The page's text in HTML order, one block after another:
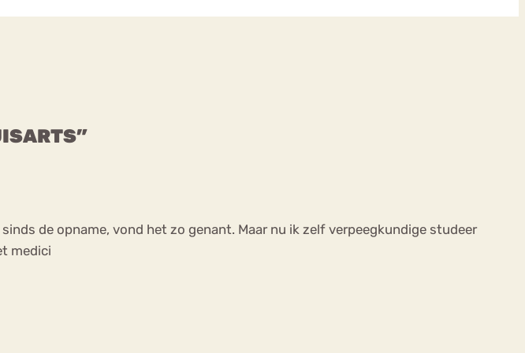
de opname, vond het zo genant. Maar nu ik zelf verpeegkundige studeer
medici